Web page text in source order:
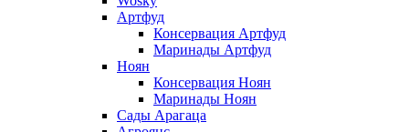
Артфуд
Консервация Артфуд
Маринады Артфуд
Ноян
Консервация Ноян
Маринады Ноян
Сады Арагаца